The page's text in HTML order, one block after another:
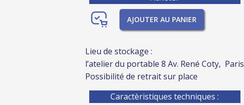
AJOUTER AU PANIER
Lieu de stockage :
l’atelier du portable 8 Av. René Coty, Paris
Possibilité de retrait sur place
Caractèristiques techniques :